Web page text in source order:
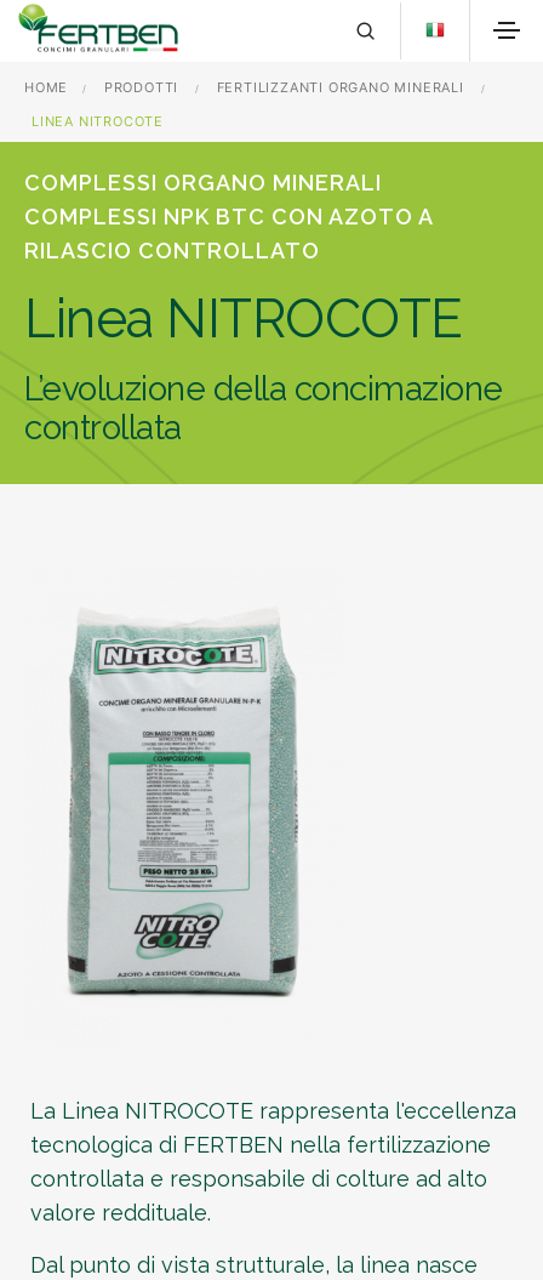
HOME PRODOTTI
FERTILIZZANTI ORGANO MINERALI
LINEA NITROCOTE
COMPLESSI ORGANO MINERALI
COMPLESSI NPK BTC CON AZOTO A
RILASCIO CONTROLLATO
Linea NITROCOTE
L’evoluzione della concimazione
controllata
La Linea NITROCOTE rappresenta l'eccellenza
tecnologica di FERTBEN nella fertilizzazione
controllata e responsabile di colture ad alto
valore reddituale.
Dal punto di vista strutturale, la linea nasce